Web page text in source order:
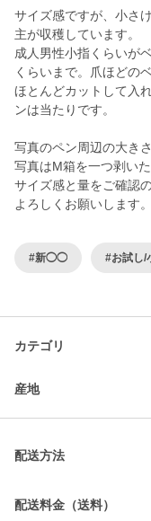
サイズ感ですが、小さ
主が収穫しています。
成人男性小指くらいが
くらいまで。爪ほどの
ほとんどカットして入
ンは当たりです。
写真のペン周辺の大き
写真はM箱を一つ剥いた
サイズ感と量をご確認
よろしくお願いします。
#新◯◯ #お試し/
カテゴリ
産地
配送方法
配送料金（送料）